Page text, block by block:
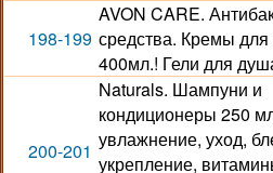
198-199
AVON CARE.
средства. Кремы для
400мл.! Гели для
200-201
Naturals. Шампуни и
кондиционеры 250
увлажнение, уход,
укрепление,